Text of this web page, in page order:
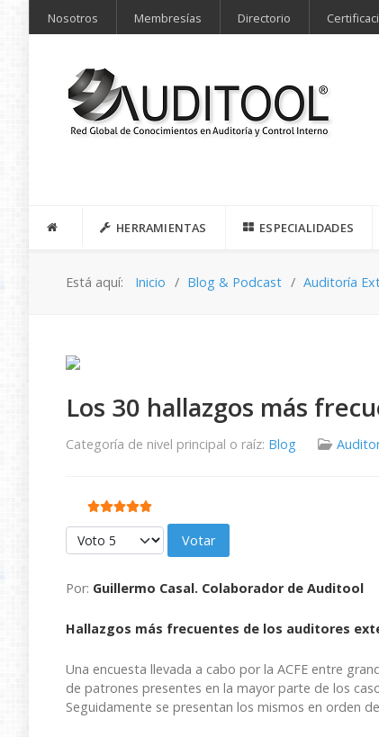
Nosotros Membresías Directorio
HERRAMIENTAS ESPECIALIDADES
Está aquí: Inicio Blog & Podcast Auditoría
Los 30 hallazgos más
Categoría de nivel principal o raíz: Blog
Ratio:5/5
Por favor, vote
Por: Guillermo Casal. Colaborador de Auditool
Hallazgos más frecuentes de los auditores
Una encuesta llevada a cabo por la ACFE entre
de patrones presentes en la mayor parte de los
Seguidamente se presentan los mismos en orden